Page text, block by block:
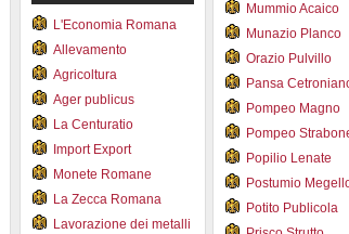
L'Economia Romana
Allevamento
Agricoltura
Ager publicus
La Centuratio
Import Export
Monete Romane
La Zecca Romana
Lavorazione dei metalli
Mummio Acaico
Munazio Planco
Orazio Pulvillo
Pansa
Pompeo Magno
Pompeo
Popilio Lenate
Postumio
Potito Publicola